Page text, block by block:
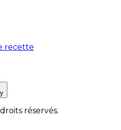
recette
réservés.